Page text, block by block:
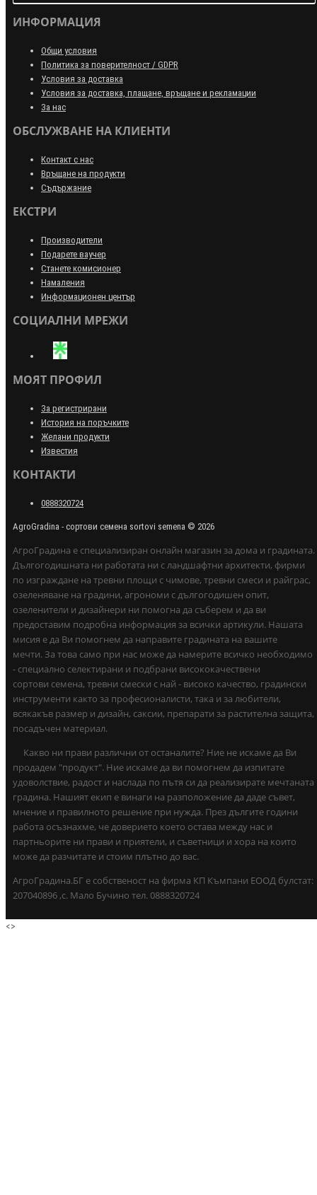
ИНФОРМАЦИЯ
Общи условия
Политика за поверителност / GDPR
Условия за доставка
Условия за доставка, плащане, връщане и рекламации
За нас
ОБСЛУЖВАНЕ НА КЛИЕНТИ
Контакт с нас
Връщане на продукти
Съдържание
ЕКСТРИ
Производители
Подарете ваучер
Станете комисионер
Намаления
Информационен център
СОЦИАЛНИ МРЕЖИ
МОЯТ ПРОФИЛ
За регистрирани
История на поръчките
Желани продукти
Известия
КОНТАКТИ
0888320724
AgroGradina - сортови семена sortovi semena © 2026
АгроГрадина е специализиран онлайн магазин за дома и градината.
Дългогодишната ни работата ни с ландшафтни архитекти, фирми
по изграждане на тревни площи с чимове, тревни смеси и райграс,
озеленяване на градини, агрономи с дългогодишен опит,
озеленители и дизайнери ни помогна да съберем и да ви
предоставим подробна информация за всички артикули. Нашата
мисия е да Ви помогнем да направите градината на вашите
мечти. За това само при нас може да намерите всичко необходимо
- специално селектирани и подбрани висококачествени
сортови семена, тревни смески с най - високо качество, градински
инструменти както за професионалисти, така и за любители,
всякакъв размер и дизайн, саксии, препарати за растителна защита,
посадъчен материал.
Какво ни прави различни от останалите? Ние не искаме да Ви
продадем "продукт". Ние искаме да ви помогнем да изпитате
удоволствие, радост и наслада по пътя си да реализирате мечтаната
градина. Нашият екип е винаги на разположение да даде съвет,
мнение и правилното решение при нужда. През дългите години
работа осъзнахме, че доверието което остава между нас и
партньорите ни прави и приятели, и съветници и хора на които
може да разчитате и стоим плътно до вас.
АгроГрадина.БГ е собственост на фирма КП Къмпани ЕООД булстат:
207040896 ,с. Мало Бучино тел. 0888320724
<>